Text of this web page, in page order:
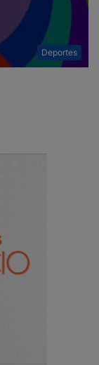
Deportes